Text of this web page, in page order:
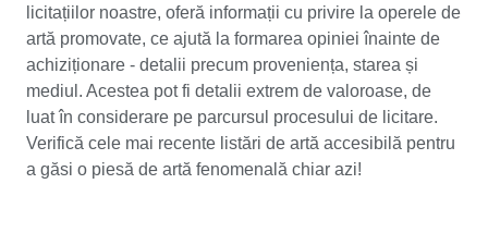
licitațiilor noastre, oferă informații cu privire la operele de
artă promovate, ce ajută la formarea opiniei înainte de
achiziționare - detalii precum proveniența, starea și
mediul. Acestea pot fi detalii extrem de valoroase, de
luat în considerare pe parcursul procesului de licitare.
Verifică cele mai recente listări de artă accesibilă pentru
a găsi o piesă de artă fenomenală chiar azi!